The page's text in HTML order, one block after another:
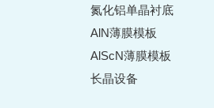
氮化铝单晶衬底
AlN薄膜模板
AlScN薄膜模板
长晶设备